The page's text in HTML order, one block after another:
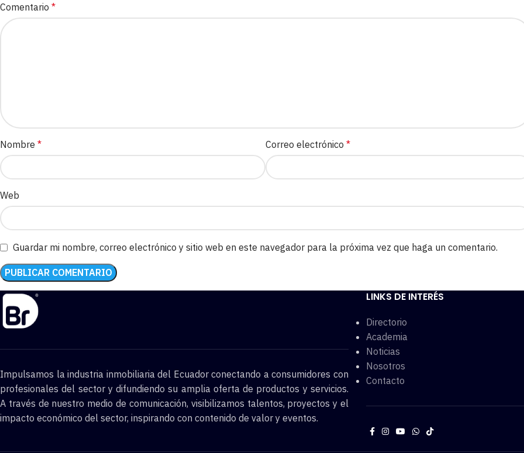
Comentario *
Nombre * Correo electrónico*
Web
Guardar mi nombre, correo electrónico y sitio web en este navegador para la próxima vez que haga un comentario.
Impulsamos la industria inmobiliaria del Ecuador conectando a consumidores con
profesionales del sector y difundiendo su amplia oferta de productos y servicios.
A través de nuestro medio de comunicación, visibilizamos talentos, proyectos y el
impacto económico del sector, inspirando con contenido de valor y eventos.
LINKS DE INTERÉS
Directorio
Academia
Noticias
Nosotros
Contacto